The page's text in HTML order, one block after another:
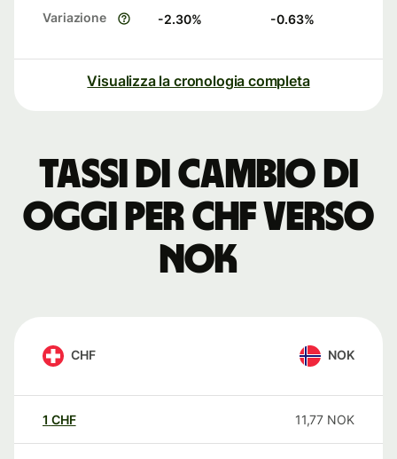
Variazione -2.30% -0.63%
Visualizza la cronologia completa
Tassi di cambio di
oggi per CHF verso
NOK
CHF NOK
1 CHF 11,77 NOK